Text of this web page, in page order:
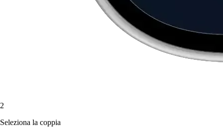
2
Seleziona la coppia